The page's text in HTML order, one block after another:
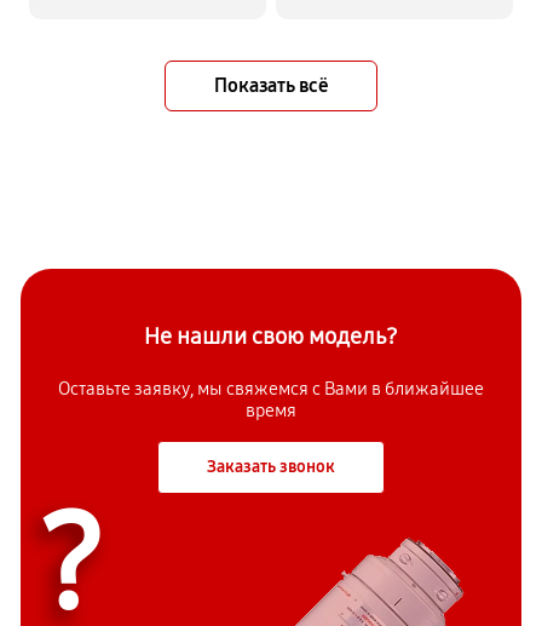
Показать всё
Не нашли свою модель?
Оставьте заявку, мы свяжемся с Вами в ближайшее
время
Заказать звонок
?